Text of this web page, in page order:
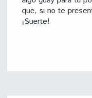
que, si no te
¡Suerte!